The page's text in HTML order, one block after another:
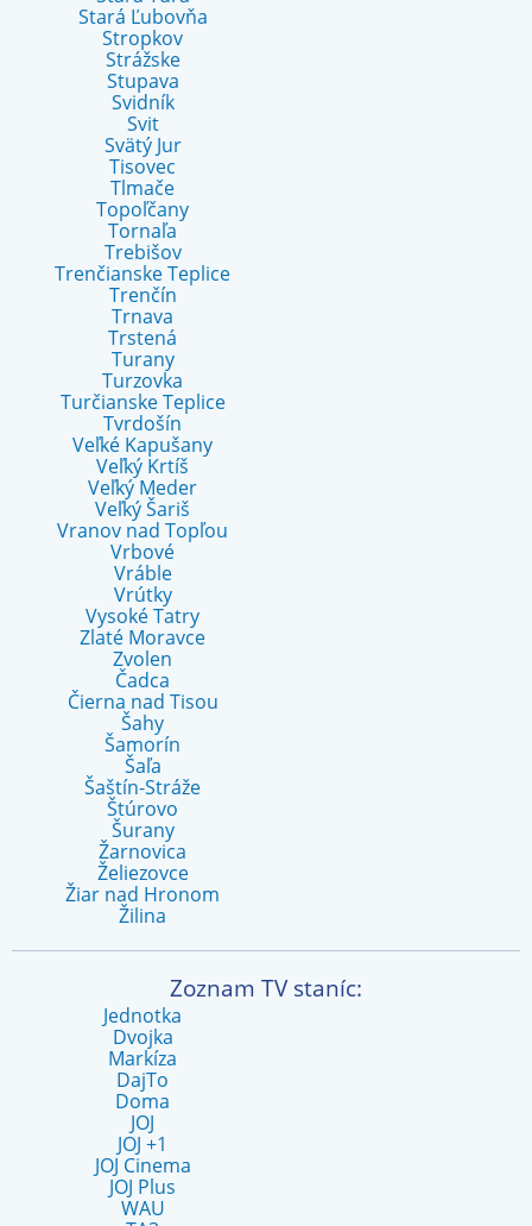
Stará Ľubovňa
Stropkov
Strážske
Stupava
Svidník
Svit
Svätý Jur
Tisovec
Tlmače
Topoľčany
Tornaľa
Trebišov
Trenčianske Teplice
Trenčín
Trnava
Trstená
Turany
Turzovka
Turčianske Teplice
Tvrdošín
Veľké Kapušany
Veľký Krtíš
Veľký Meder
Veľký Šariš
Vranov nad Topľou
Vrbové
Vráble
Vrútky
Vysoké Tatry
Zlaté Moravce
Zvolen
Čadca
Čierna nad Tisou
Šahy
Šamorín
Šaľa
Šaštín-Stráže
Štúrovo
Šurany
Žarnovica
Želiezovce
Žiar nad Hronom
Žilina
Zoznam TV staníc:
Jednotka
Dvojka
Markíza
DajTo
Doma
JOJ
JOJ +1
JOJ Cinema
JOJ Plus
WAU